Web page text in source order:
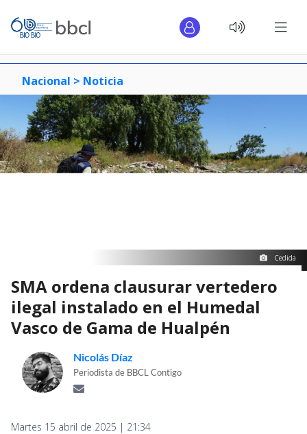
Nacional > Noticia
Cedida
SMA ordena clausurar vertedero
ilegal instalado en el Humedal
Vasco de Gama de Hualpén
Nicolás Díaz
Periodista de BBCL Contigo
Martes 15 abril de 2025 | 21:34